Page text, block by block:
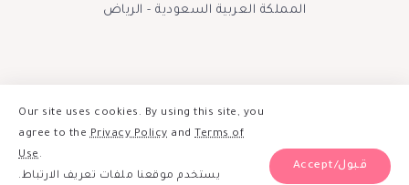
المملكة العربية السعودية - الرياض
Our site uses cookies. By using this site, you
agree to thePrivacy Policy and Terms of
Use.
يستخدم موقعنا ملفات تعريف الارتباط.
Accept/قبول